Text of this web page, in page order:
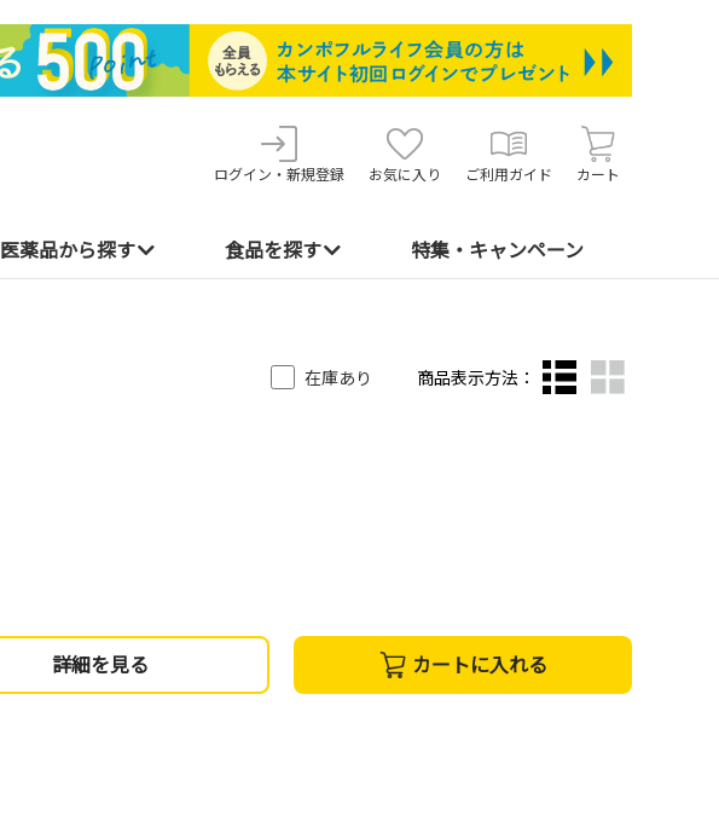
ログイン・新規登録 お気に入り ご利用ガイド カート
医薬品から探す 食品を探す 特集・キャンペーン
在庫あり 商品表示方法：
詳細を見る カートに入れる